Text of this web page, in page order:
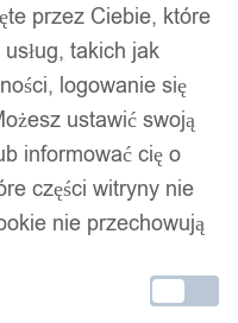
przez Ciebie, które
takich jak
logowanie się
ustawić swoją
informować cię o
części witryny nie
nie przechowują